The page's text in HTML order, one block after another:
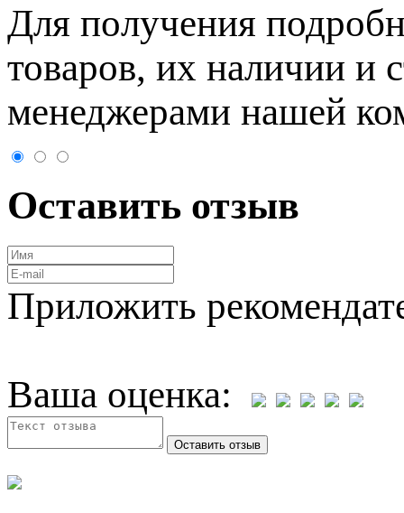
Для пoлучения
товaров, их нaличии и
менеджерами нашей
Оставить отзыв
Приложить
Ваша оценка: